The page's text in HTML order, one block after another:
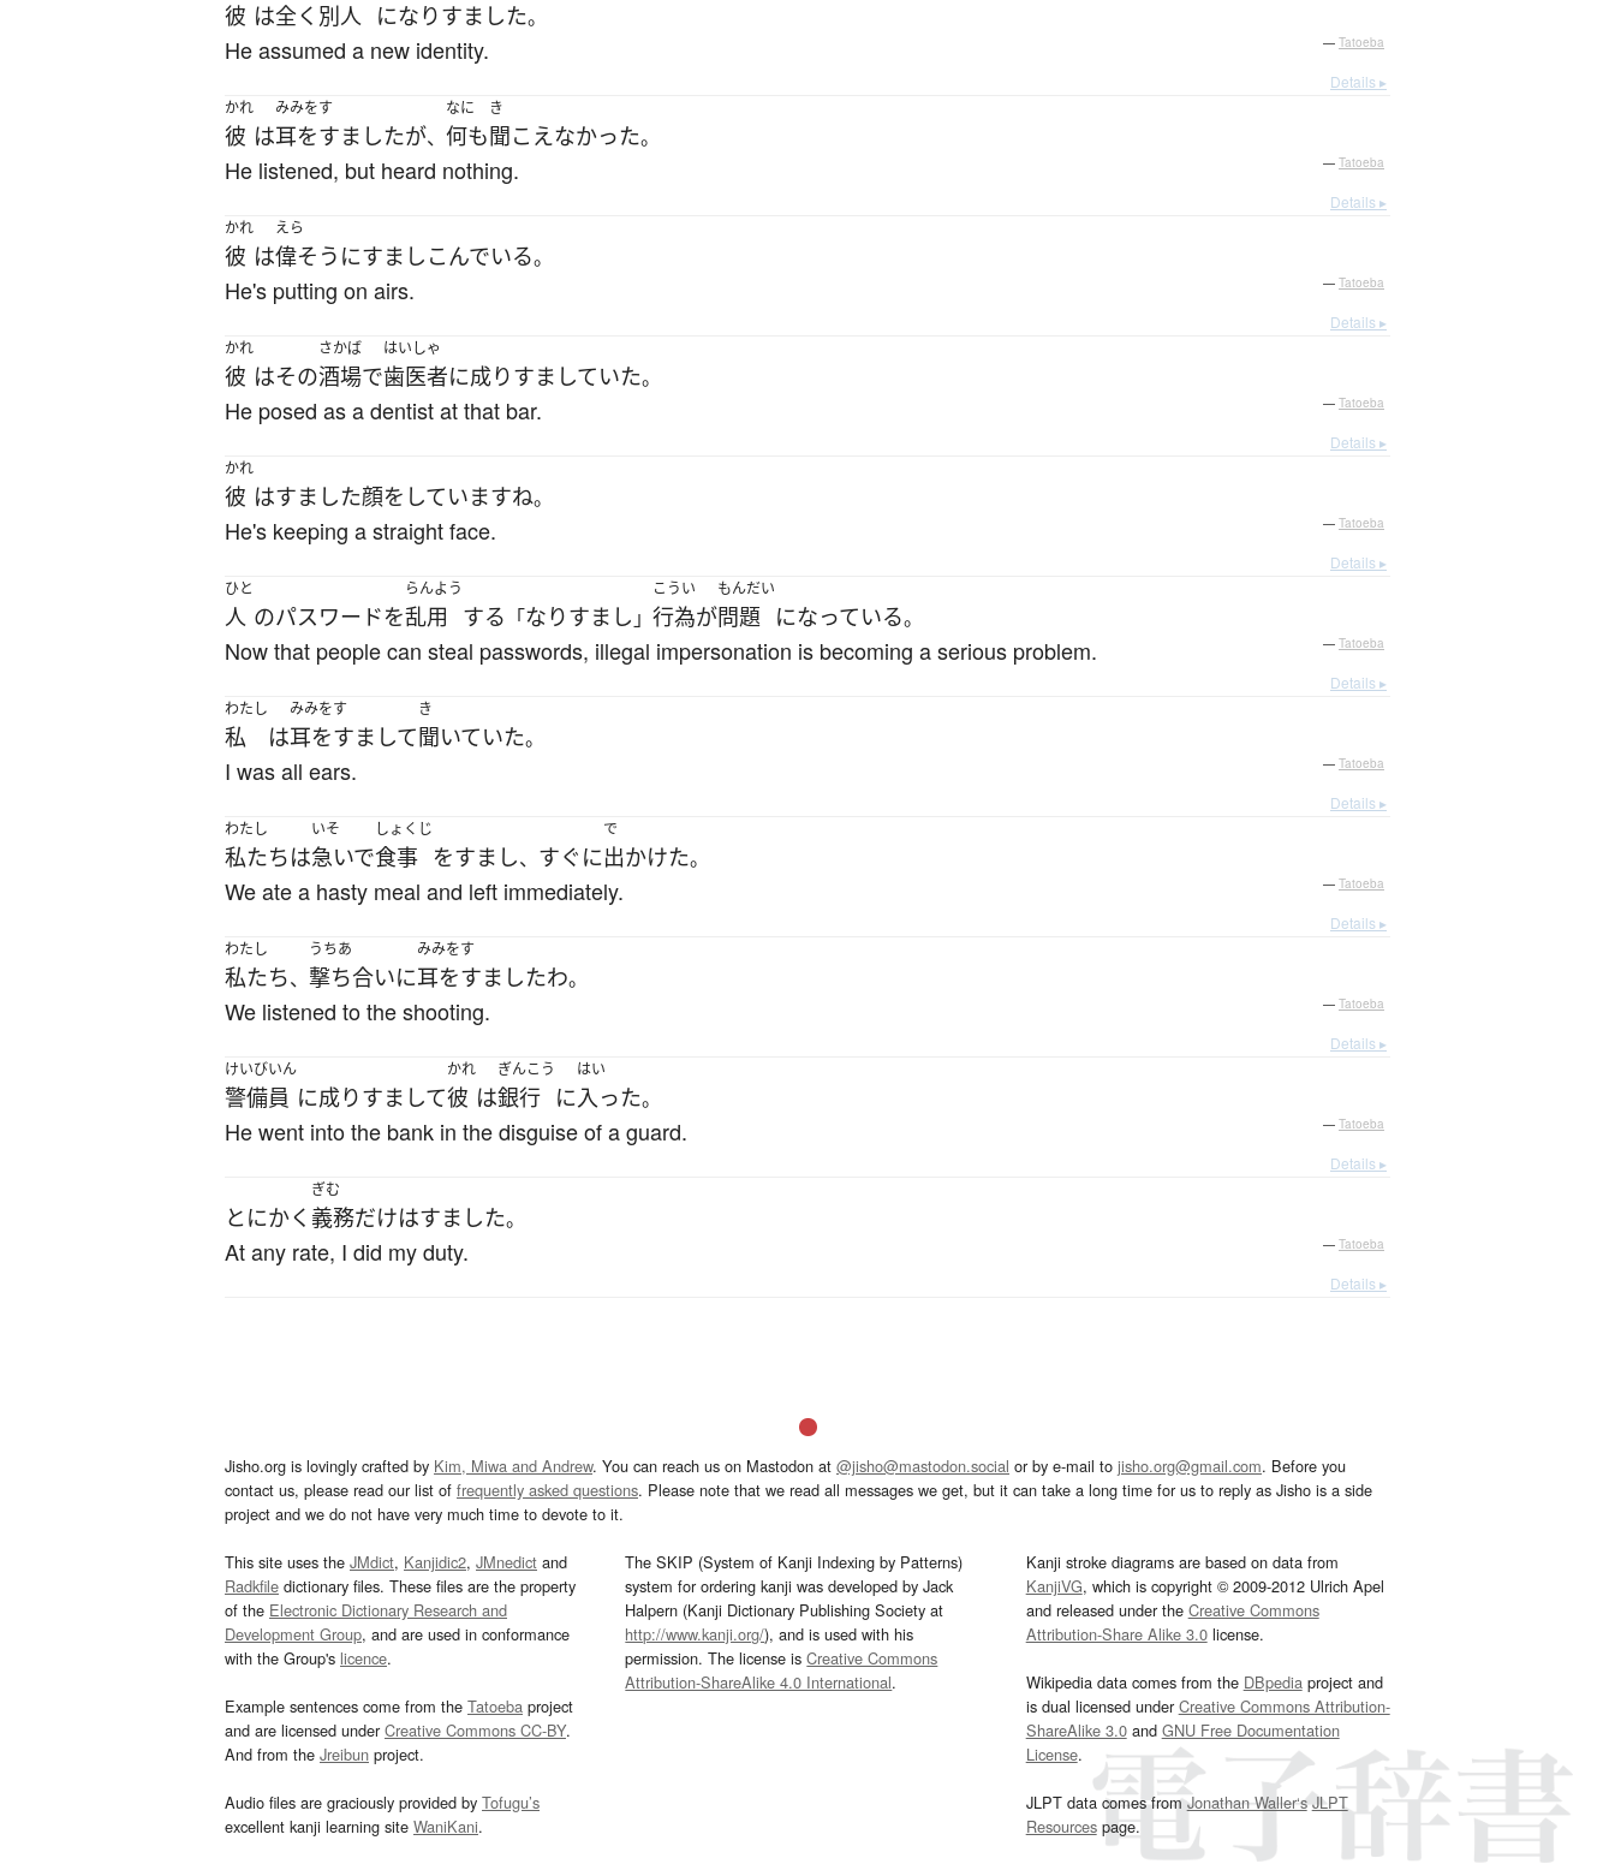
彼 は全く 別人 になりすました。
He assumed a new identity. — Tatoeba
Details ▸
かれ
彼 は
みみをす
耳をすましたが、
なに
何も
き
聞こえなかった。
He listened, but heard nothing. — Tatoeba
Details ▸
かれ
彼 は
えら
偉そうにすましこんでいる。
He's putting on airs. — Tatoeba
Details ▸
かれ
彼 はその
さかば
酒場で
はいしゃ
歯医者に成りすましていた。
He posed as a dentist at that bar. — Tatoeba
Details ▸
かれ
彼 はすました顔を していますね。
He's keeping a straight face. — Tatoeba
Details ▸
ひと
人 のパスワードを
らんよう
乱用 する 「なりすまし 」
こうい
行為が
もんだい
問題 になっている。
Now that people can steal passwords, illegal impersonation is becoming a serious problem. — Tatoeba
Details ▸
わたし
私 は
みみをす
耳をすまして
き
聞いていた。
I was all ears. — Tatoeba
Details ▸
わたし
私たちは
いそ
急いで
しょくじ
食事 をすまし、 すぐに
で
出かけた。
We ate a hasty meal and left immediately. — Tatoeba
Details ▸
わたし
私たち、
うちあ
撃ち合いに
みみをす
耳をすましたわ。
We listened to the shooting. — Tatoeba
Details ▸
けいびいん
警備員 に成りすまして
かれ
彼 は
ぎんこう
銀行 に
はい
入った。
He went into the bank in the disguise of a guard. — Tatoeba
Details ▸
とにかく
ぎむ
義務だけはすました。
At any rate, I did my duty. — Tatoeba
Details ▸
Jisho.org is lovingly crafted by Kim, Miwa and Andrew. You can reach us on Mastodon at @jisho@mastodon.social or by e-mail to jisho.org@gmail.com. Before you
contact us, please read our list of frequently asked questions. Please note that we read all messages we get, but it can take a long time for us to reply as Jisho is a side
project and we do not have very much time to devote to it.
This site uses the JMdict, Kanjidic2, JMnedict and
Radkfile dictionary files. These files are the property
of the Electronic Dictionary Research and
Development Group, and are used in conformance
with the Group's licence.
Example sentences come from the Tatoeba project
and are licensed underCreative Commons CC-BY.
And from the Jreibun project.
Audio files are graciously provided by Tofugu’s
excellent kanji learning site WaniKani.
The SKIP (System of Kanji Indexing by Patterns)
system for ordering kanji was developed by Jack
Halpern (Kanji Dictionary Publishing Society at
http://www.kanji.org/), and is used with his
permission. The license isCreative Commons
Attribution-ShareAlike 4.0 International.
Kanji stroke diagrams are based on data from
KanjiVG, which is copyright © 2009-2012 Ulrich Apel
and released under the Creative Commons
Attribution-Share Alike 3.0license.
Wikipedia data comes from the DBpediaproject and
is dual licensed underCreative Commons Attribution-
ShareAlike 3.0and GNU Free Documentation
License.
JLPT data comes fromJonathan Waller‘s JLPT
Resourcespage.